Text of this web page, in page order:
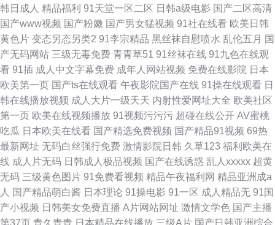
韩日成人 精品福利 91天堂一区二区 日韩a级电影 国产二区高清
国产www视频 国产粉嫩 国产男女猛视频 91社在线看 欧美日韩
黄色片 变态另态另类2 91李宗精品 黑丝袜自慰喷水 乱伦五月 国
产无码网站 三级无毒免费 青青草51 91丝袜在线 91九色在线观
看 91插 成人中文字幕免费 成年人网站视频 免费在线影院 日本
欧美第一页 国产ts在线观看 午夜影院国产在线 91操在线观看 日
韩在线播放视频 成人大片一级天天 内射性爱网址大全 欧美社区
第一页 欧美在线视频播放 91视频污污污 超碰在线公开 AV蜜桃
吃瓜 日本欧美在线看 国产精选免费视频 国产精品91视频 69热
最新网址 无码白丝强行免费 激情影院日韩 久草123 福利欧美在
线 成人片无码 日韩成人极品视频 国产在线诱惑 乱人xxxxx 超黄
无码 三级黄色图片 91免费看视频 精品午夜福利网 精品亚洲成a
人 国产精品萌白酱 日本理论 91操电影 91一区 成人精品无 91国
产小视频 日韩美女免费直播 A片网站网址 激情文学色 国产主播
第37页 青久青青 日本精品在线播放 三级A片 国产日韩亚洲综合